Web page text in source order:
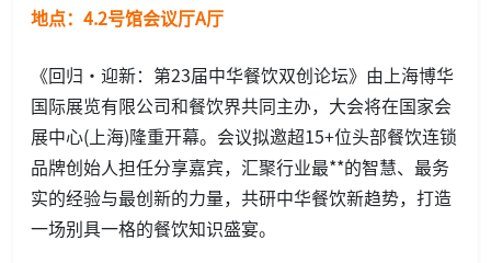
地点：4.2号馆会议厅A厅
《回归·迎新：第23届中华餐饮双创论坛》由上海博华
国际展览有限公司和餐饮界共同主办，大会将在国家会
展中心(上海)隆重开幕。会议拟邀超15+位头部餐饮连锁
品牌创始人担任分享嘉宾，汇聚行业最**的智慧、最务
实的经验与最创新的力量，共研中华餐饮新趋势，打造
一场别具一格的餐饮知识盛宴。